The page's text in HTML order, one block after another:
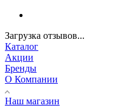
Загрузка отзывов...
Каталог
Акции
Бренды
О Компании
Наш магазин